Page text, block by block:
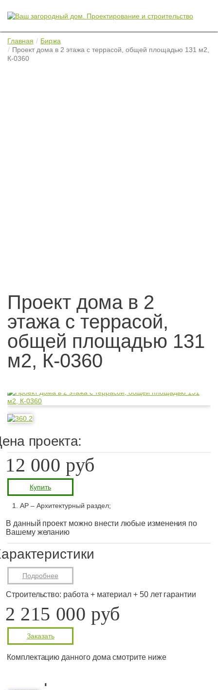
Главная
Биржа
Проект дома в 2 этажа с террасой, общей площадью 131 м2,
К-0360
Проект дома в 2
этажа с террасой,
общей площадью 131
м2, К-0360
проекта:
12 000 руб
Купить
АР – Архитектурный раздел;
В данный проект можно внести любые изменения по
Вашему желанию
Подробнее
Строительство: работа + материал + 50 лет гарантии
2 215 000 руб
Заказать
Комплектацию данного дома смотрите ниже